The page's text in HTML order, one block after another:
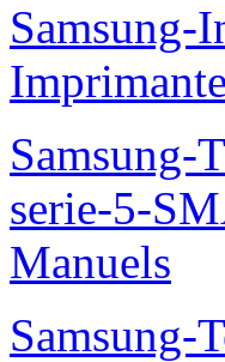
Samsung-
serie-5-
Manuels
Samsung-